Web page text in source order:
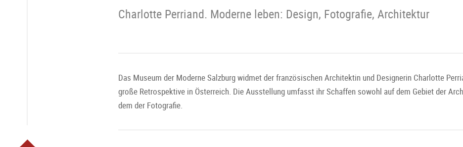
Charlotte Perriand. Moderne leben: Design, Fotografie, Architektur
Das Museum der Moderne Salzburg widmet der französischen Architektin und Designerin Charlotte
große Retrospektive in Österreich. Die Ausstellung umfasst ihr Schaffen sowohl auf dem Gebiet der
dem der Fotografie.